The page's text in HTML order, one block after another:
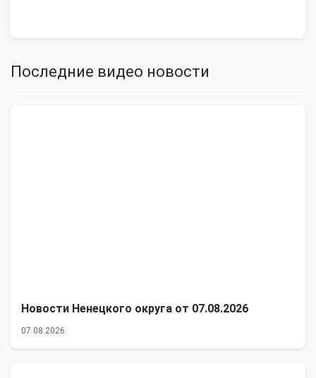
Последние видео новости
Новости Ненецкого округа от 07.08.2026
07.08.2026